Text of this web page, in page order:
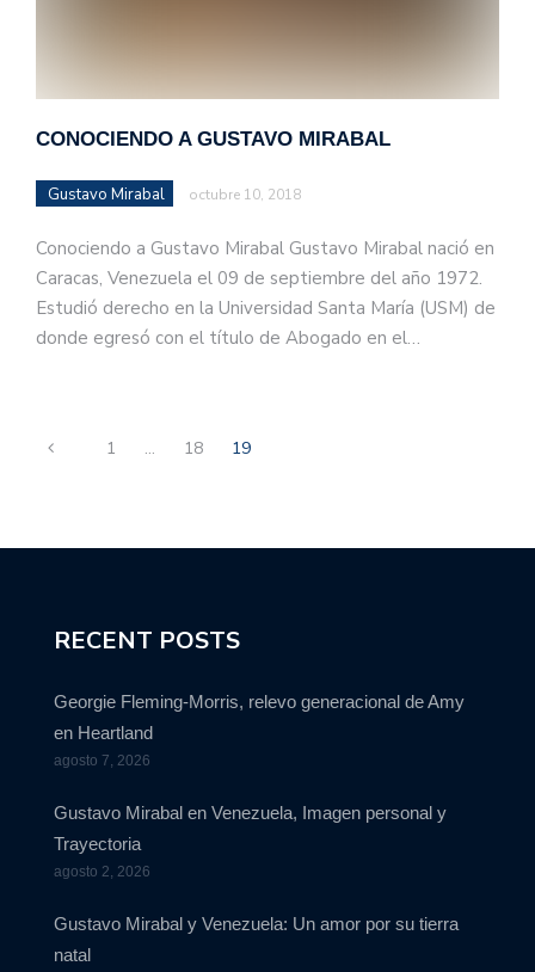
CONOCIENDO A GUSTAVO MIRABAL
Gustavo Mirabal octubre 10, 2018
Conociendo a Gustavo Mirabal Gustavo Mirabal nació en
Caracas, Venezuela el 09 de septiembre del año 1972.
Estudió derecho en la Universidad Santa María (USM) de
donde egresó con el título de Abogado en el…
1 … 18 19
RECENT POSTS
Georgie Fleming-Morris, relevo generacional de Amy
en Heartland
agosto 7, 2026
Gustavo Mirabal en Venezuela, Imagen personal y
Trayectoria
agosto 2, 2026
Gustavo Mirabal y Venezuela: Un amor por su tierra
natal